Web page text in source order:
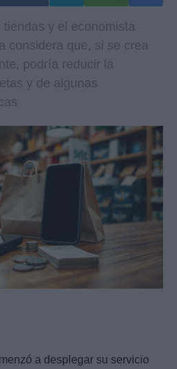
y el economista
considera que, si se crea
podría reducir la
y de algunas
a desplegar su servicio